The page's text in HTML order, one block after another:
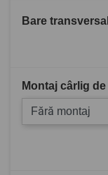
Bare
Montaj cârlig
Fără montaj